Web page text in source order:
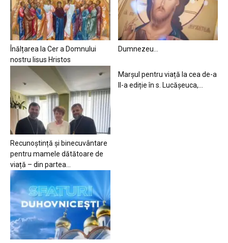
Înălțarea la Cer a Domnului
nostru Iisus Hristos
Dumnezeu…
Recunoștință și binecuvântare
pentru mamele dătătoare de
viață – din partea...
Marșul pentru viață la cea de-a
II-a ediție în s. Lucășeuca,...